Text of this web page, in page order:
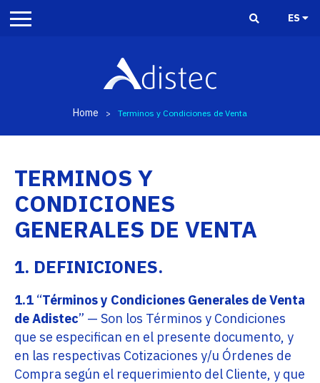
ES
Home > Terminos y Condiciones de Venta
TERMINOS Y
CONDICIONES
GENERALES DE VENTA
1. DEFINICIONES.
1.1 “Términos y Condiciones Generales de Venta
de Adistec” — Son los Términos y Condiciones
que se especifican en el presente documento, y
en las respectivas Cotizaciones y/u Órdenes de
Compra según el requerimiento del Cliente, y que